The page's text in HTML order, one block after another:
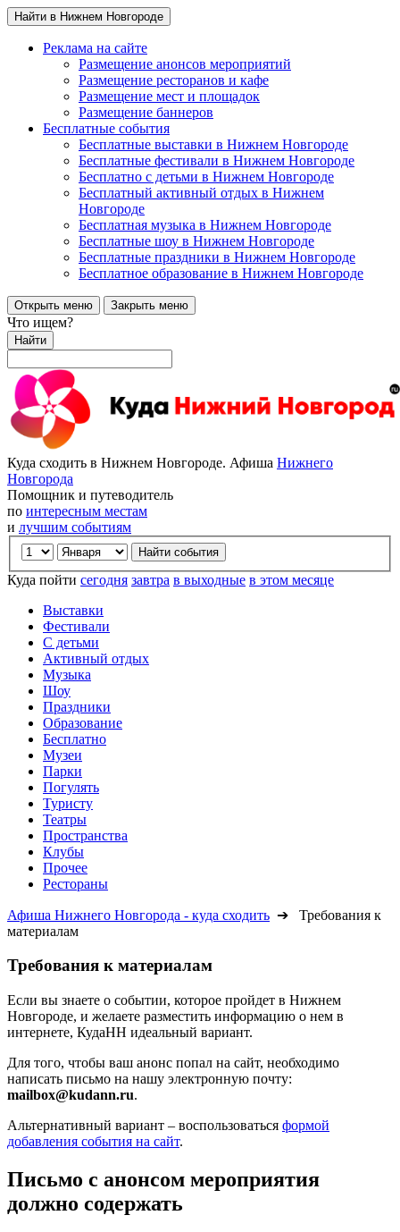
Найти в Нижнем Новгороде
Реклама на сайте
Размещение анонсов мероприятий
Размещение ресторанов и кафе
Размещение мест и площадок
Размещение баннеров
Бесплатные события
Бесплатные выставки в Нижнем Новгороде
Бесплатные фестивали в Нижнем Новгороде
Бесплатно с детьми в Нижнем Новгороде
Бесплатный активный отдых в Нижнем
Новгороде
Бесплатная музыка в Нижнем Новгороде
Бесплатные шоу в Нижнем Новгороде
Бесплатные праздники в Нижнем Новгороде
Бесплатное образование в Нижнем Новгороде
Открыть меню Закрыть меню
Что ищем?
Найти
Куда сходить в Нижнем Новгороде. Афиша Нижнего
Новгорода
Помощник и путеводитель
по интересным местам
и лучшим событиям
Куда пойти сегодня завтра в выходные в этом месяце
Выставки
Фестивали
С детьми
Активный отдых
Музыка
Шоу
Праздники
Образование
Бесплатно
Музеи
Парки
Погулять
Туристу
Театры
Пространства
Клубы
Прочее
Рестораны
Афиша Нижнего Новгорода - куда сходить ➔ Требования к
материалам
Требования к материалам
Если вы знаете о событии, которое пройдет в Нижнем
Новгороде, и желаете разместить информацию о нем в
интернете, КудаНН идеальный вариант.
Для того, чтобы ваш анонс попал на сайт, необходимо
написать письмо на нашу электронную почту:
mailbox@kudann.ru.
Альтернативный вариант – воспользоваться формой
добавления события на сайт.
Письмо с анонсом мероприятия
должно содержать